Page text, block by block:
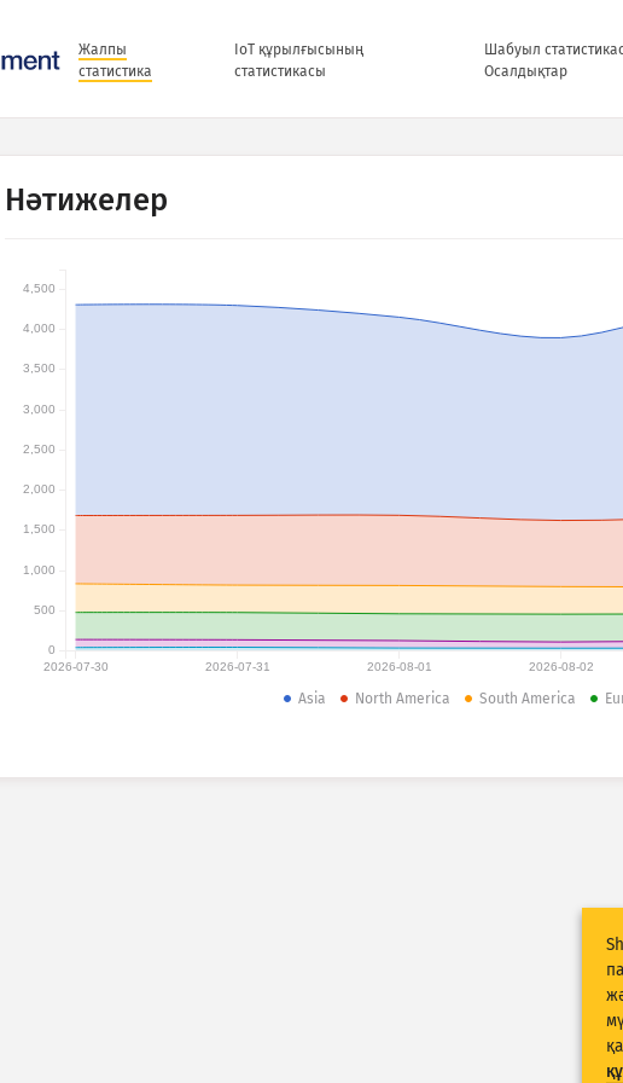
Жалпы
статистика
IoT құрылғысының
статистикасы
Шабуыл
Осалдықтар
Нәтижелер
2026-07-30 2026-07-31 2026-08-01 2026-08-02
0
500
1,000
1,500
2,000
2,500
3,000
3,500
4,000
4,500
Asia North America South America